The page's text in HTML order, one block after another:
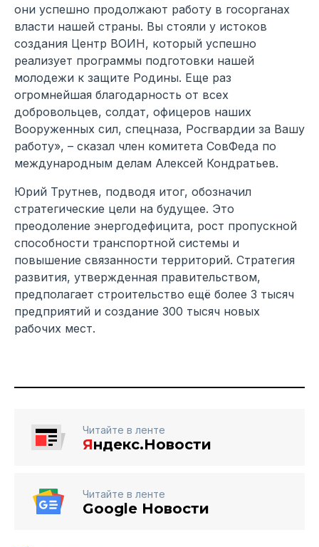
они успешно продолжают работу в госорганах
власти нашей страны. Вы стояли у истоков
создания Центр ВОИН, который успешно
реализует программы подготовки нашей
молодежи к защите Родины. Еще раз
огромнейшая благодарность от всех
добровольцев, солдат, офицеров наших
Вооруженных сил, спецназа, Росгвардии за Вашу
работу», – сказал член комитета СовФеда по
международным делам Алексей Кондратьев.
Юрий Трутнев, подводя итог, обозначил
стратегические цели на будущее. Это
преодоление энергодефицита, рост пропускной
способности транспортной системы и
повышение связанности территорий. Стратегия
развития, утвержденная правительством,
предполагает строительство ещё более 3 тысяч
предприятий и создание 300 тысяч новых
рабочих мест.
Читайте в ленте
Яндекс.Новости
Читайте в ленте
Google Новости